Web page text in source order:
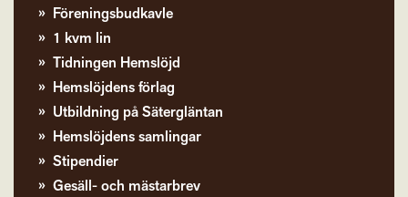
Föreningsbudkavle
1 kvm lin
Tidningen Hemslöjd
Hemslöjdens förlag
Utbildning på Sätergläntan
Hemslöjdens samlingar
Stipendier
Gesäll- och mästarbrev